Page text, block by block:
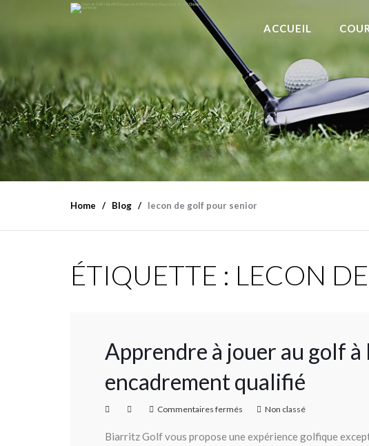
ACCUEIL
Home Blog lecon de golf pour senior
ÉTIQUETTE : LECON
Apprendre à jouer au golf
encadrement qualifié
Commentaires fermés Non classé
Biarritz Golf vous propose une expérience golfique